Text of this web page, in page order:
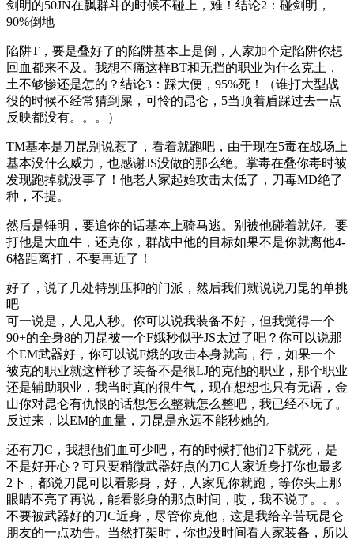
剑明的50JN在飘群斗的时候不碰上，难！结论2：碰剑明，
90%倒地
陷阱T，要是叠好了的陷阱基本上是倒，人家加个定陷阱你想
回血都来不及。我想不痛这样BT和无挡的职业为什么克土，
土不够惨还是怎的？结论3：踩大便，95%死！（谁打大型战
役的时候不经常猜到屎，可怜的昆仑，5当顶着盾踩过去一点
反映都没有。。。）
TM基本是刀昆别说惹了，看着就跑吧，由于现在5毒在战场上
基本没什么威力，也感谢JS没做的那么绝。掌毒在叠你毒时被
发现跑掉就没事了！他老人家起始攻击太低了，刀毒MD绝了
种，不提。
然后是锤明，要追你的话基本上骑马逃。别被他碰着就好。要
打他是大血牛，还克你，群战中他的目标如果不是你就离他4-
6格距离打，不要再近了！
好了，说了几处特别压抑的门派，然后我们就说说刀昆的单挑
吧
可一说是，人见人秒。你可以说我装备不好，但我觉得一个
90+的全身8的刀昆被一个F娥秒似乎JS太过了吧？你可以说那
个EM武器好，你可以说F娥的攻击本身就高，行，如果一个
被克的职业就这样秒了装备不是很LJ的克他的职业，那个职业
还是辅助职业，我当时真的很生气，现在想想也只有无语，金
山你对昆仑有仇恨的话想怎么整就怎么整吧，我已经不玩了。
反过来，以EM的血量，刀昆是永远不能秒她的。
还有刀C，我想他们血可少吧，有的时候打他们2下就死，是
不是好开心？可只要稍微武器好点的刀C人家近身打你也最多
2下，都说刀昆可以看影身，好，人家见你就跑，等你头上那
眼睛不亮了再说，能看影身的那点时间，哎，我不说了。。。
不要被武器好的刀C近身，尽管你克他，这是我给辛苦玩昆仑
朋友的一点劝告。当然打架时，你也没时间看人家装备，所以